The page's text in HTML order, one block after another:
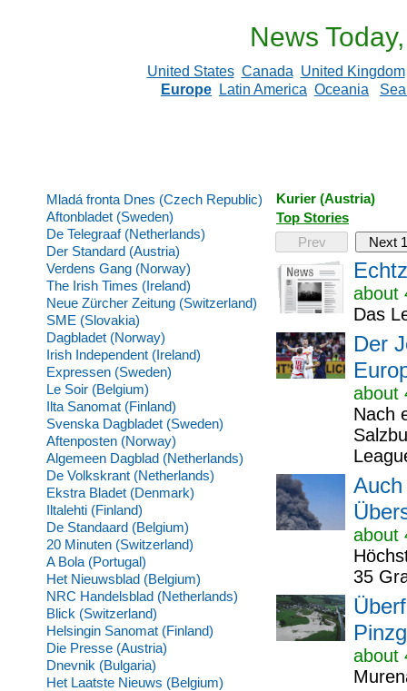
News
United States Canada United Kingdom
Europe
Latin America Oceania
Mladá fronta Dnes (Czech Republic)
Aftonbladet (Sweden)
De Telegraaf (Netherlands)
Der Standard (Austria)
Verdens Gang (Norway)
The Irish Times (Ireland)
Neue Zürcher Zeitung (Switzerland)
SME (Slovakia)
Dagbladet (Norway)
Irish Independent (Ireland)
Expressen (Sweden)
Le Soir (Belgium)
Ilta Sanomat (Finland)
Svenska Dagbladet (Sweden)
Aftenposten (Norway)
Algemeen Dagblad (Netherlands)
De Volkskrant (Netherlands)
Ekstra Bladet (Denmark)
Iltalehti (Finland)
De Standaard (Belgium)
20 Minuten (Switzerland)
A Bola (Portugal)
Het Nieuwsblad (Belgium)
NRC Handelsblad (Netherlands)
Blick (Switzerland)
Helsingin Sanomat (Finland)
Die Presse (Austria)
Dnevnik (Bulgaria)
Het Laatste Nieuws (Belgium)
Kurier (Austria)
Top Stories
Prev
Next
about
Das
Der
about
Nach
about
35
about